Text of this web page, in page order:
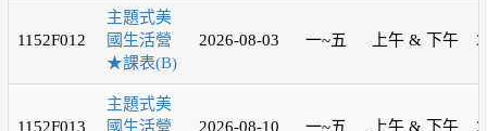
1152F012
主題式美
國生活營
★課表(B)
2026-08-03 一~五 上午 & 下午
1152F013
主題式美
國生活營
2026-08-10 一~五 上午 & 下午